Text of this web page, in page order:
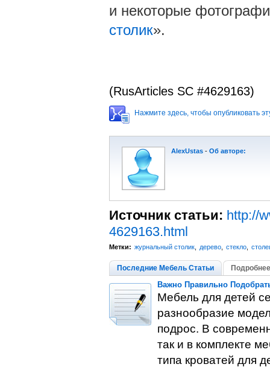
и некоторые
столик».
(RusArticles SC #4629163)
Нажмите здесь, чтобы опубликовать
AlexUstas- Об авторе:
Источник статьи: http://
4629163.html
Метки: журнальный столик, дерево, стекло,
Последние Мебель Статьи
Важно Правильно
Мебель для детей
разнообразие
подрос. В
так и в комплекте
типа кроватей для